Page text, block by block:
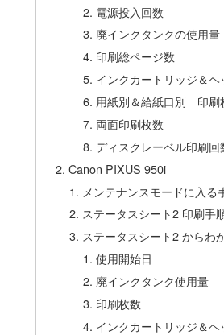
電源投入回数
廃インクタンクの使用量
印刷総ページ数
インクカートリッジ＆
用紙別＆給紙口別 印刷
両面印刷枚数
ディスクレーベル印刷回
Canon PIXUS 950i
メンテナンスモードに入る
ステータスシート2 印刷手
ステータスシート2 からわ
使用開始日
廃インクタンク使用量
印刷枚数
インクカートリッジ＆ヘ